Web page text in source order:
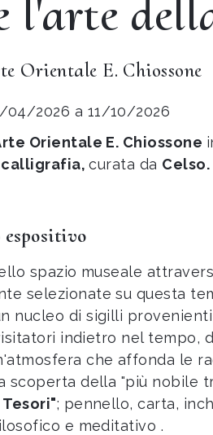
l'arte
Orientale E. Chiossone
04/2026 a 11/10/2026
Orientale E. Chiossone
curata da
spazio museale
selezionate su questa
nucleo di sigilli
indietro nel tempo,
che affonda le
scoperta della "più nobile
; pennello, carta,
e meditativo .